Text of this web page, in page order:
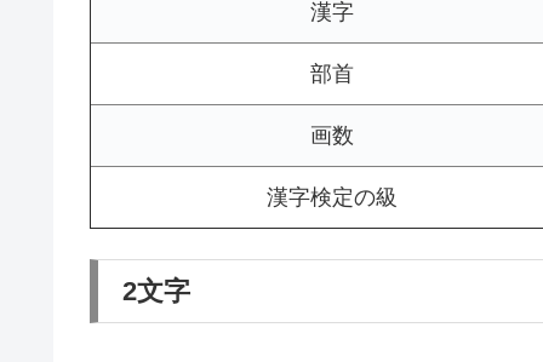
漢字
部首
画数
漢字検定の級
2文字